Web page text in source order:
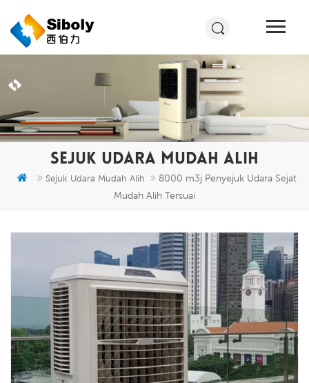
SEJUK UDARA MUDAH ALIH
Sejuk Udara Mudah Alih
8000 m3j Penyejuk Udara Sejat
Mudah Alih Tersuai